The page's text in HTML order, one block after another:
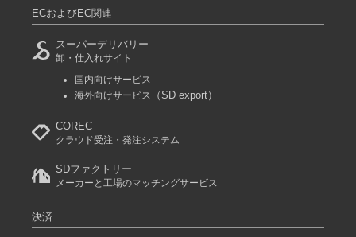
ECおよびEC関連
スーパーデリバリー
卸・仕入れサイト
国内向けサービス
海外向けサービス
（SD export）
COREC
クラウド受注・発注システム
SDファクトリー
メーカーと工場のマッチングサービス
決済